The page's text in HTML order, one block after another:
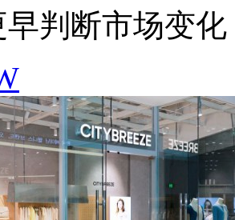
判断市场变